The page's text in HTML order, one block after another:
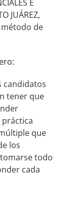
E
JUÁREZ,
método de
candidatos
tener que
que
los
todo
cada